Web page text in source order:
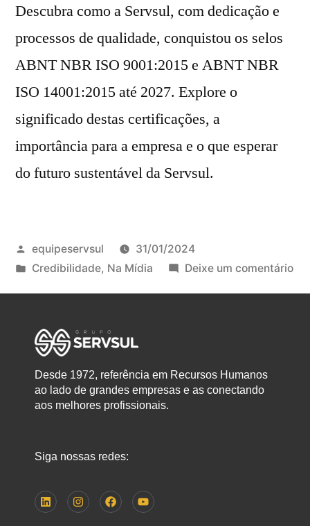
Descubra como a Servsul, com dedicação e
processos de qualidade, conquistou os selos
ABNT NBR ISO 9001:2015 e ABNT NBR
ISO 14001:2015 até 2027. Explore o
significado destas certificações, a
importância para a empresa e o que esperar
do futuro sustentável da Servsul.
equipeservsul
31/01/2024
Credibilidade, Na Mídia Deixe um comentário
Desde 1972, referência em Recursos Humanos
ao lado de grandes empresas e as conectando
aos melhores profissionais.
Siga nossas redes: